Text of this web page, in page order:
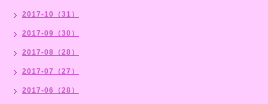
2017-10（31）
2017-09（30）
2017-08（28）
2017-07（27）
2017-06（28）